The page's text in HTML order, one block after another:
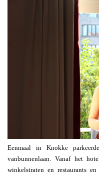
Eenmaal in Knokke
vanbunnenlaan. Vanaf het
winkelstraten en restaurants